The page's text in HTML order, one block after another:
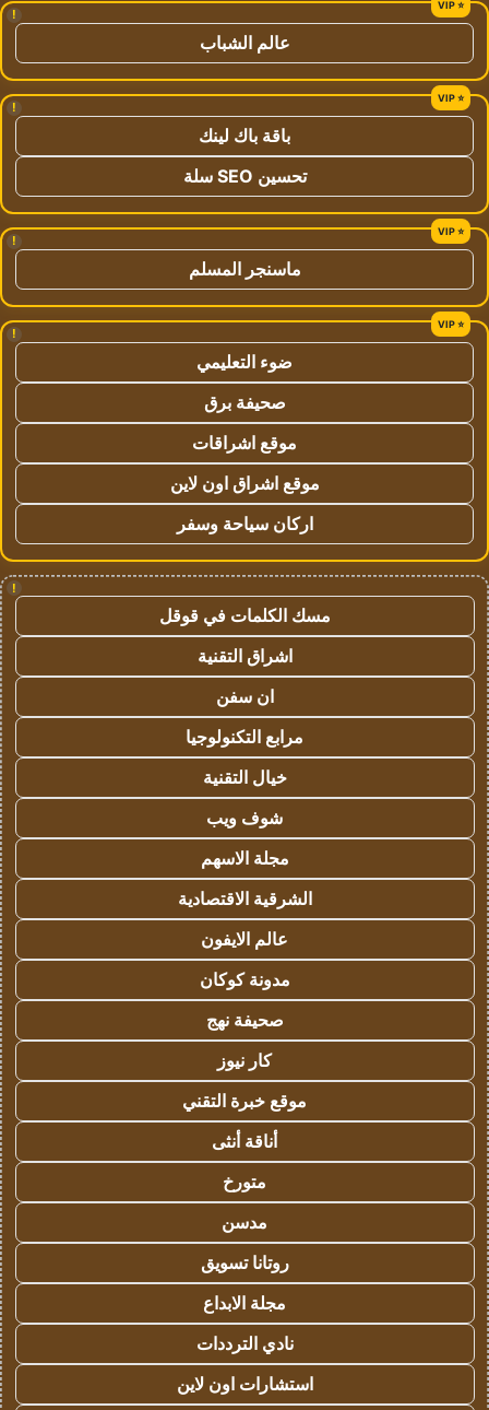
!
عالم الشباب
!
باقة باك لينك
تحسين SEO سلة
!
ماسنجر المسلم
!
ضوء التعليمي
صحيفة برق
موقع اشراقات
موقع اشراق اون لاين
اركان سياحة وسفر
!
مسك الكلمات في قوقل
اشراق التقنية
ان سفن
مرابع التكنولوجيا
خيال التقنية
شوف ويب
مجلة الاسهم
الشرقية الاقتصادية
عالم الايفون
مدونة كوكان
صحيفة نهج
كار نيوز
موقع خبرة التقني
أناقة أنثى
متورخ
مدسن
روتانا تسويق
مجلة الابداع
نادي الترددات
استشارات اون لاين